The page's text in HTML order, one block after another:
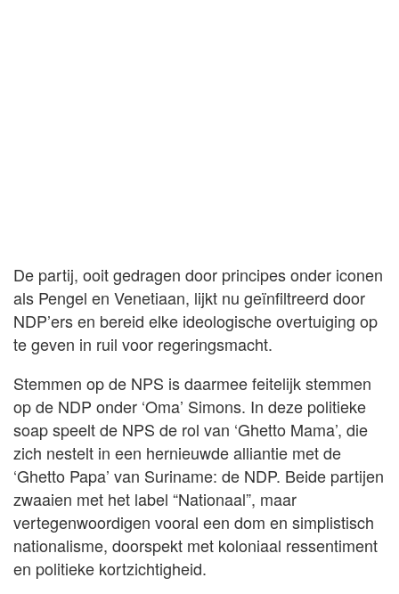
De partij, ooit gedragen door principes onder iconen
als Pengel en Venetiaan, lijkt nu geïnfiltreerd door
NDP’ers en bereid elke ideologische overtuiging op
te geven in ruil voor regeringsmacht.
Stemmen op de NPS is daarmee feitelijk stemmen
op de NDP onder ‘Oma’ Simons. In deze politieke
soap speelt de NPS de rol van ‘Ghetto Mama’, die
zich nestelt in een hernieuwde alliantie met de
‘Ghetto Papa’ van Suriname: de NDP. Beide partijen
zwaaien met het label “Nationaal”, maar
vertegenwoordigen vooral een dom en simplistisch
nationalisme, doorspekt met koloniaal ressentiment
en politieke kortzichtigheid.